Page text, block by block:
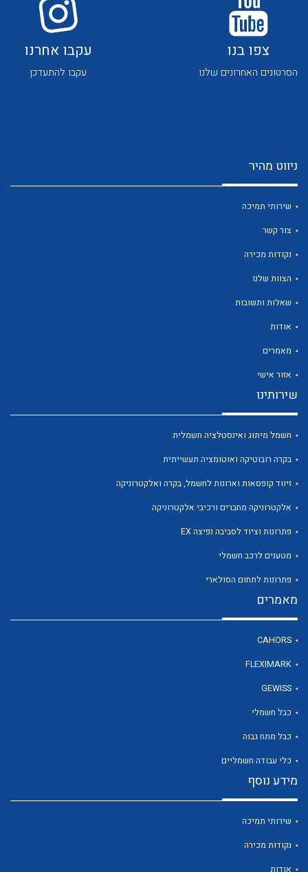
לכל מוצרי היצרן לכל מוצרי היצרן
לכל מוצרי היצרן
לכל מוצרי היצרן
צפו בנו
הסרטונים האחרונים שלנו
עקבו אחרנו
עקבו להתעדכן
ניווט מהיר
שירותי תמיכה
צור קשר
נקודות מכירה
הצוות שלנו
שאלות ותשובות
אודות
מאמרים
אזור אישי
שירותינו
חשמל מיתוג ואינסטלציה חשמלית
בקרה רובוטיקה ואוטומציה תעשייתית
זיווד קופסאות וארונות לחשמל, בקרה ואלקטרוניקה
אלקטרוניקה מחברים ורכיבי אלקטרוניקה
פתרונות וציוד לסביבה נפיצה EX
מטענים לרכב חשמלי
פתרונות לתחום הסולארי
מאמרים
CAHORS
FLEXIMARK
GEWISS
כבל חשמלי
כבל מתח גבוה
כלי עבודה חשמליים
מידע נוסף
שירותי תמיכה
נקודות מכירה
אודות